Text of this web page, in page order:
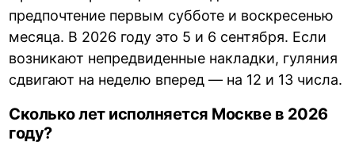
предпочтение первым субботе и воскресенью
месяца. В 2026 году это 5 и 6 сентября. Если
возникают непредвиденные накладки, гуляния
сдвигают на неделю вперед — на 12 и 13 числа.
Сколько лет исполняется Москве в 2026
году?